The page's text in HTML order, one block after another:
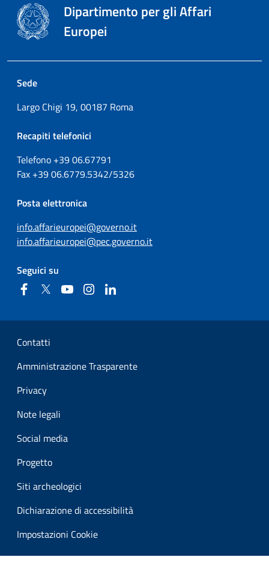
Dipartimento per gli Affari
Europei
Sede
Largo Chigi 19, 00187 Roma
Recapiti telefonici
Telefono +3906.67791
Fax +3906.6779.5342/5326
Posta elettronica
info.affarieuropei@governo.it
info.affarieuropei@pec.governo.it
Seguici su
FacebookTwitter YouTubeInstagram
Sezione Link Utili
Contatti
Amministrazione Trasparente
Privacy
Note legali
Social media
Progetto
Siti archeologici
Dichiarazione di accessibilità
Impostazioni Cookie